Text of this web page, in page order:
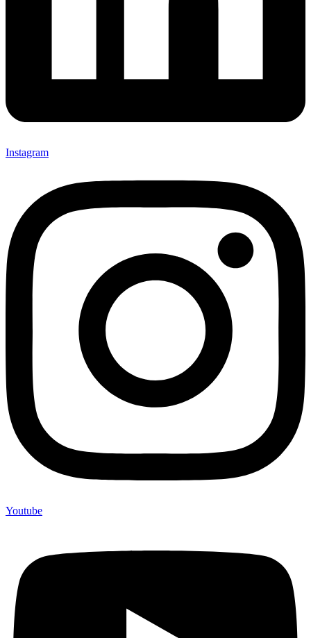
Instagram
Youtube